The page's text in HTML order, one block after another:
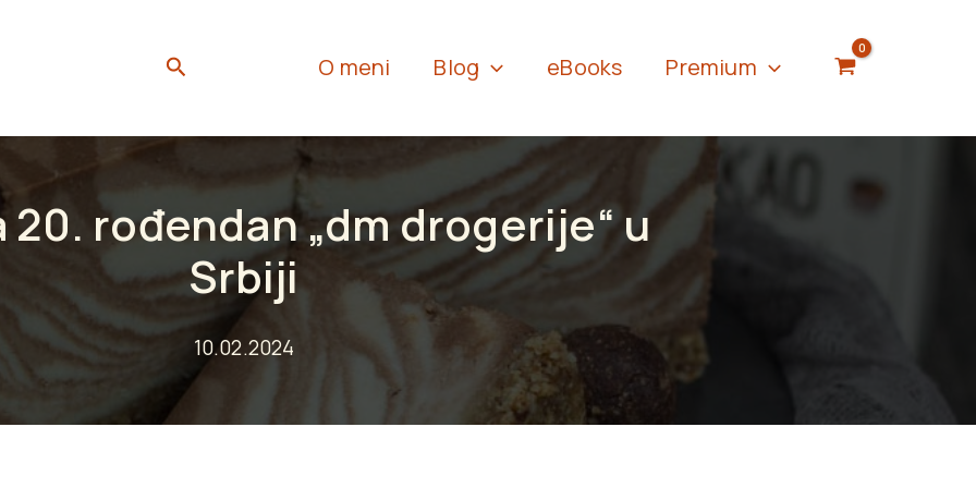
Search O meni Blog eBooks Premium
20. rođendan „dm drogerije“ u
Srbiji
10.02.2024